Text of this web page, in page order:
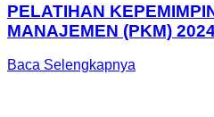
PELATIHAN
MANAJEMEN (PKM)
Baca Selengkapnya